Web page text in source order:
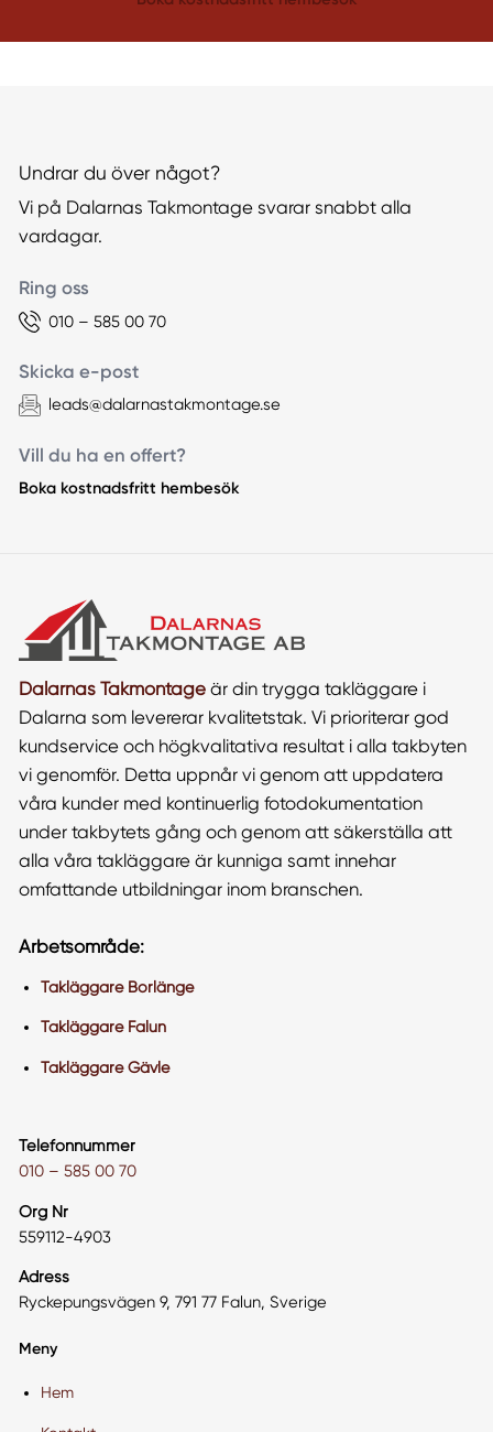
Undrar du över något?
Vi på Dalarnas Takmontage svarar snabbt alla
vardagar.
Ring oss
010 – 585 00 70
Skicka e-post
leads@dalarnastakmontage.se
Vill du ha en offert?
Boka kostnadsfritt hembesök
Dalarnas Takmontageär din trygga takläggare i
Dalarna som levererar kvalitetstak. Vi prioriterar god
kundservice och högkvalitativa resultat i alla takbyten
vi genomför. Detta uppnår vi genom att uppdatera
våra kunder med kontinuerlig fotodokumentation
under takbytets gång och genom att säkerställa att
alla våra takläggare är kunniga samt innehar
omfattande utbildningar inom branschen.
Arbetsområde:
Takläggare Borlänge
Takläggare Falun
Takläggare Gävle
Telefonnummer
010 – 585 00 70
Org Nr
559112-4903
Adress
Ryckepungsvägen 9, 791 77 Falun, Sverige
Meny
Hem